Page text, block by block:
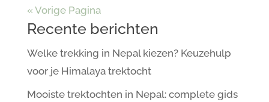
« Vorige Pagina
Recente berichten
Welke trekking in Nepal kiezen? Keuzehulp
voor je Himalaya trektocht
Mooiste trektochten in Nepal: complete gids